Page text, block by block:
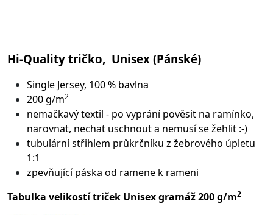
Hi-Quality tričko, Unisex (Pánské)
Single Jersey, 100 % bavlna
200 g/m2
nemačkavý textil - po vyprání pověsit na ramínko,
narovnat, nechat uschnout a nemusí se žehlit :-)
tubulární střihlem průkrčníku z žebrového úpletu
1:1
zpevňující páska od ramene k rameni
Tabulka velikostí triček Unisex gramáž 200 g/m2